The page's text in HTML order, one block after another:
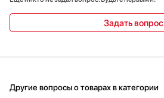
Задать вопрос
Другие вопросы о товарах в категории